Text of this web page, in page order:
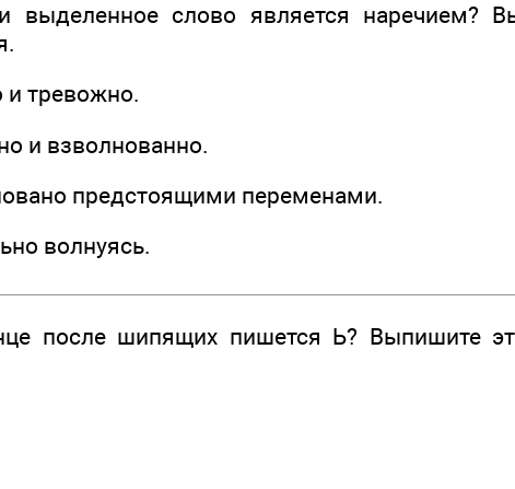
выделенное слово является наречием?
и тревожно.
и взволнованно.
предстоящими переменами.
волнуясь.
после шипящих пишется Ь? Выпишите